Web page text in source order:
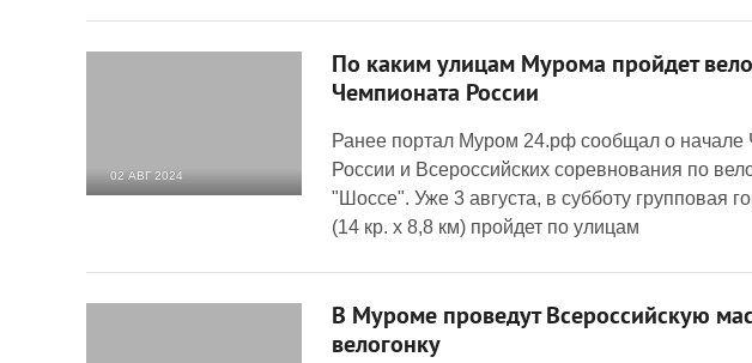
02 АВГ 2024
По каким улицам Мурома пройдет
Чемпионата России
Ранее портал Муром 24.рф сообщал о начале
России и Всероссийских соревнования по
"Шоссе". Уже 3 августа, в субботу групповая
(14 кр. х 8,8 км) пройдет по улицам
В Муроме проведут Всероссийскую
велогонку